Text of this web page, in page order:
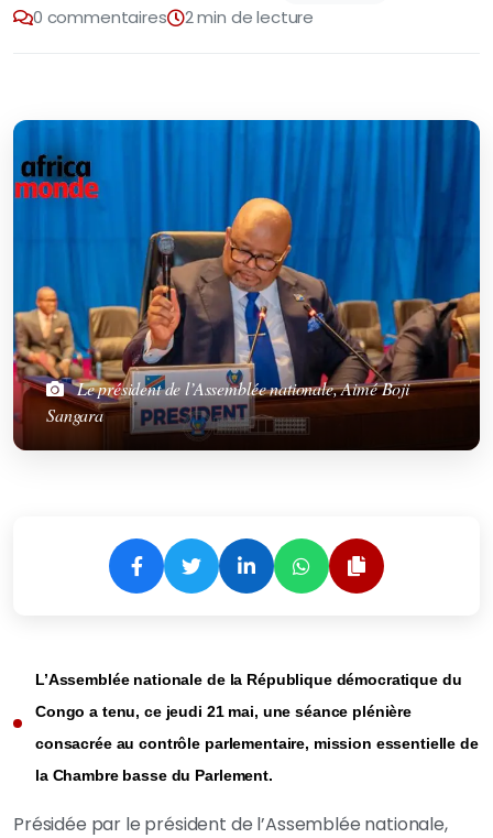
0 commentaires
2 min de lecture
Le président de l’Assemblée nationale, Aimé Boji
Sangara
L’Assemblée nationale de la République démocratique du
Congo a tenu, ce jeudi 21 mai, une séance plénière
consacrée au contrôle parlementaire, mission essentielle de
la Chambre basse du Parlement.
Présidée par le président de l’Assemblée nationale,